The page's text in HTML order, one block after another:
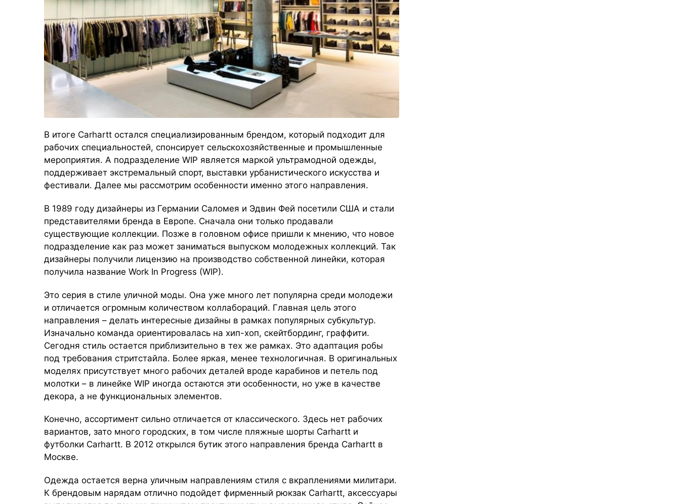
В итоге Carhartt остался специализированным брендом, который подходит для
рабочих специальностей, спонсирует сельскохозяйственные и промышленные
мероприятия. А подразделение WIP является маркой ультрамодной одежды,
поддерживает экстремальный спорт, выставки урбанистического искусства и
фестивали. Далее мы рассмотрим особенности именно этого направления.
В 1989 году дизайнеры из Германии Саломея и Эдвин Фей посетили США и стали
представителями бренда в Европе. Сначала они только продавали
существующие коллекции. Позже в головном офисе пришли к мнению, что новое
подразделение как раз может заниматься выпуском молодежных коллекций. Так
дизайнеры получили лицензию на производство собственной линейки, которая
получила название Work In Progress (WIP).
Это серия в стиле уличной моды. Она уже много лет популярна среди молодежи
и отличается огромным количеством коллабораций. Главная цель этого
направления – делать интересные дизайны в рамках популярных субкультур.
Изначально команда ориентировалась на хип-хоп, скейтбординг, граффити.
Сегодня стиль остается приблизительно в тех же рамках. Это адаптация робы
под требования стритстайла. Более яркая, менее технологичная. В оригинальных
моделях присутствует много рабочих деталей вроде карабинов и петель под
молотки – в линейке WIP иногда остаются эти особенности, но уже в качестве
декора, а не функциональных элементов.
Конечно, ассортимент сильно отличается от классического. Здесь нет рабочих
вариантов, зато много городских, в том числе пляжные шорты Carhartt и
футболки Carhartt. В 2012 открылся бутик этого направления бренда Carhartt в
Москве.
Одежда остается верна уличным направлениям стиля с вкраплениями милитари.
К брендовым нарядам отлично подойдет фирменный рюкзак Carhartt, аксессуары